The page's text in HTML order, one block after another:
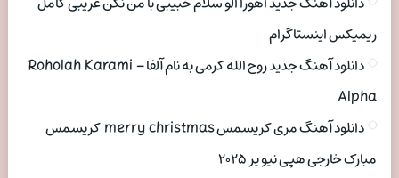
ریمیکس اینستاگرام
دانلود آهنگ جدید روح الله کرمی به نام آلفا Roholah Karami –
Alpha
دانلود آهنگ مری کریسمس merry christmas کریسمس
مبارک خارجی هپی نیو یر ۲۰۲۵